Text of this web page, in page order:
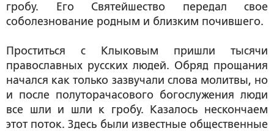
гробу. Его Святейшество передал свое
соболезнование родным и близким почившего.
Проститься с Клыковым пришли тысячи
православных русских людей. Обряд прощания
начался как только зазвучали слова молитвы, но
и после полуторачасового богослужения люди
все шли и шли к гробу. Казалось нескончаем
этот поток. Здесь были известные общественные